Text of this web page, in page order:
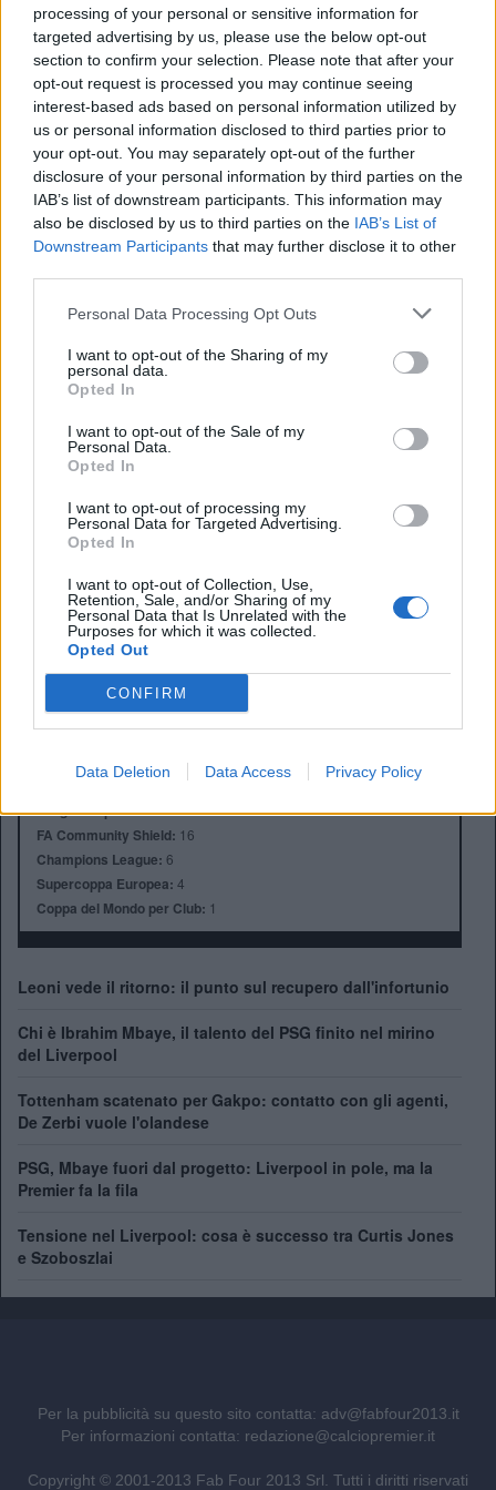
processing of your personal or sensitive information for
targeted advertising by us, please use the below opt-out
section to confirm your selection. Please note that after your
opt-out request is processed you may continue seeing
interest-based ads based on personal information utilized by
us or personal information disclosed to third parties prior to
your opt-out. You may separately opt-out of the further
disclosure of your personal information by third parties on the
IAB’s list of downstream participants. This information may
also be disclosed by us to third parties on the IAB’s List of
Downstream Participants that may further disclose it to other
Personal Data Processing Opt Outs
I want to opt-out of the Sharing of my
personal data.
Opted In
I want to opt-out of the Sale of my
Personal Data.
Opted In
I want to opt-out of processing my
Personal Data for Targeted Advertising.
Opted In
I want to opt-out of Collection, Use,
Retention, Sale, and/or Sharing of my
Personal Data that Is Unrelated with the
Purposes for which it was collected.
Opted Out
CONFIRM
Data Deletion Data Access Privacy Policy
Fiorentina-Tottenham:
FIORENTINA: Tatarusanu, Tomovic, Rodrìguez, Astori,
Alonso; Blaszczykowski, Tino Costa, Borja Valero,
Bernardeschi; Ilicic, Zàrate.
TOTTENHAM: Vorm, Trippier, Alderweireld, Wimmer,
Davies; Mason, Carroll; Chadli, Alli, Eriksen, Son.
REDAZIONE
Anno di Fondazione:1892
Stadio:Anfield (45.276)
Città:Liverpool
Presidente:Tom Werner
Arne Slot
ALBO D'ORO
Premier League:
League Cup:10
FA Community Shield: 16
Champions League: 6
Supercoppa Europea: 4
Coppa del Mondo per Club: 1
Leoni vede il ritorno: il punto sul recupero dall'infortunio
Chi è Ibrahim Mbaye, il talento del PSG finito nel mirino
del Liverpool
Tottenham scatenato per Gakpo: contatto con gli agenti,
De Zerbi vuole l'olandese
PSG, Mbaye fuori dal progetto: Liverpool in pole, ma la
Premier fa la fila
Tensione nel Liverpool: cosa è successo tra Curtis Jones
e Szoboszlai
Per la pubblicità su questo sito contatta: adv@fabfour2013.it
Per informazioni contatta: redazione@calciopremier.it
Copyright © 2001-2013 Fab Four 2013 Srl. Tutti i diritti riservati